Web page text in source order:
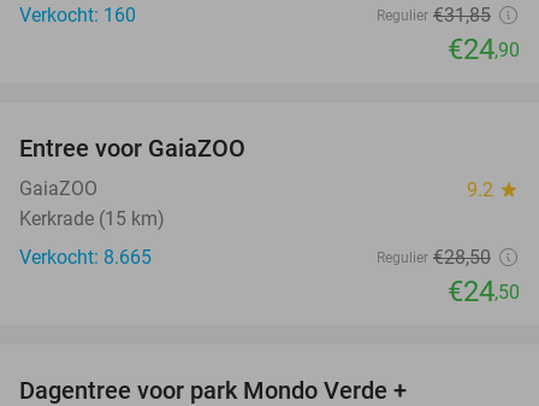
Verkocht: 160
Regulier €31,85
€24,90
Entree voor GaiaZOO
GaiaZOO 9.2 star
Kerkrade (15 km)
Verkocht: 8.665
Regulier €28,50
€24,50
Dagentree voor park Mondo Verde +